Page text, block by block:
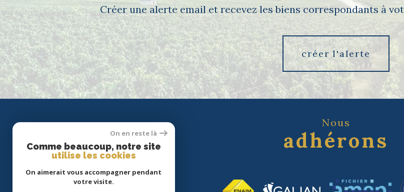
Créer une alerte email et recevez les biens correspondants à
créer l'alerte
Nous
adhérons
On en reste là
Comme beaucoup, notre site
utilise les cookies
On aimerait vous accompagner pendant
votre visite.